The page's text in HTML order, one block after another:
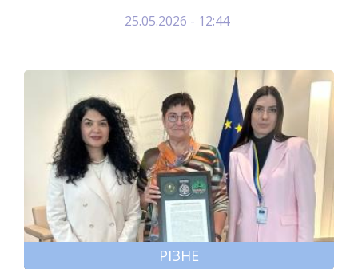
25.05.2026 - 12:44
РІЗНЕ